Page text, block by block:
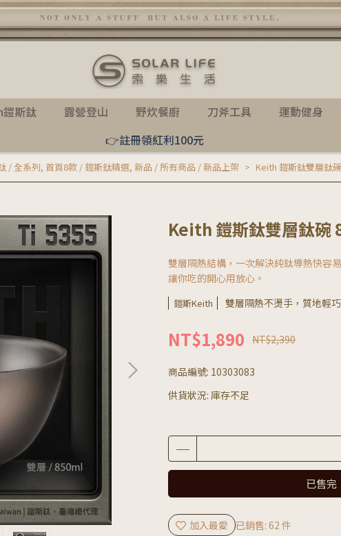
斯鈦 露營登山 野炊餐廚 刀斧工具 運動健身
👉註冊領紅利100元
/ 全系列, 首頁8款 / 鎧斯鈦精選, 新品 / 所有商品 / 新品上架 Keith 鎧斯鈦雙層鈦
Keith 鎧斯鈦雙層鈦
雙層隔熱結構，一次解決純鈦導熱快容
讓你吃的開心用放心。
鎧斯Keith 雙層隔熱不燙手，質地輕
NT$1,890 NT$2,390
商品編號: 10303083
供貨狀況: 庫存不足
已售完
加入最愛
已銷售: 62 件